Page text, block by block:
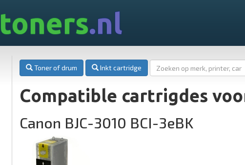
toners.nl
Toner of drum Inkt cartridge
Compatible cartrigdes
Canon BJC-3010 BCI-3eBK